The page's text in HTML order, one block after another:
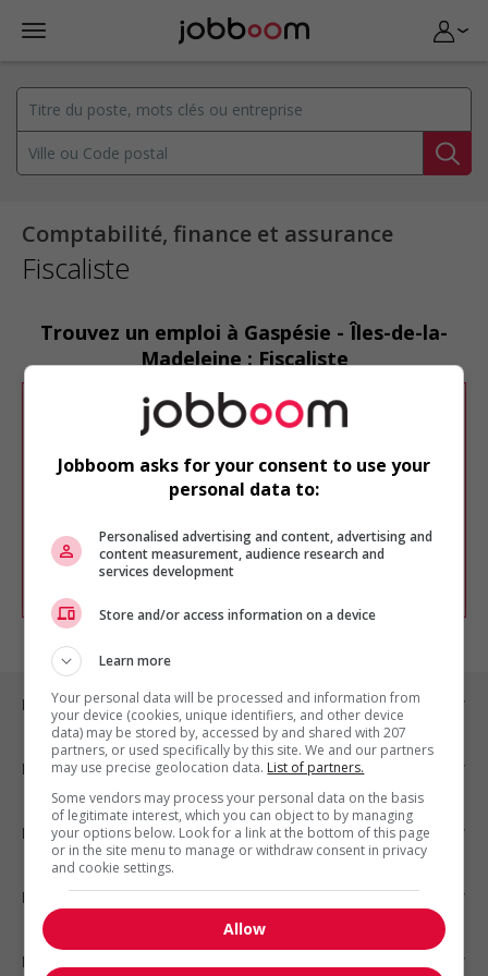
Comptabilité, finance et assurance
Fiscaliste
Trouvez un emploi à Gaspésie - Îles-de-la-
Madeleine : Fiscaliste
Désolé, cette recherche n'a produit aucun
résultat.
Veuillez faire une nouvelle recherche.
Vous pouvez en tout temps utiliser nos
chercher un poste selon votre profil
d'intérêt en emploi en vousinscrivant
comme membre Jobboom.
Emplois par ville
Emplois par secteur
Emplois par statut
Emplois par type
Nos suggestions
Jobboom asks for your consent to use your
personal data to:
Personalised advertising and content, advertising and
content measurement, audience research and
services development
Store and/or access information on a device
Learn more
Your personal data will be processed and information from
your device (cookies, unique identifiers, and other device
data) may be stored by, accessed by and shared with 207
partners, or used specifically by this site. We and our partners
may use precise geolocation data. List of partners.
Some vendors may process your personal data on the basis
of legitimate interest, which you can object to by managing
your options below. Look for a link at the bottom of this page
or in the site menu to manage or withdraw consent in privacy
and cookie settings.
Allow